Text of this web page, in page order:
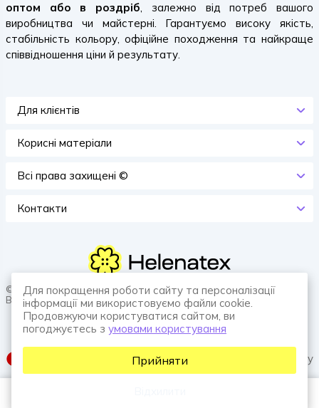
оптом або в роздріб, залежно від потреб вашого
виробництва чи майстерні. Гарантуємо високу якість,
стабільність кольору, офіційне походження та найкраще
співвідношення ціни й результату.
Для клієнтів
Корисні матеріали
Всi права захищенi ©
Контакти
© 2026 HELENATEX «Ґудзики, вішаки, нитки. Власне виробництво.
Все для швейної справи.»
SUFIX web agency
Для покращення роботи сайту та персоналізації
інформації ми використовуємо файли cookie.
Продовжуючи користуватися сайтом, ви
погоджуєтесь з умовами користування
Прийняти